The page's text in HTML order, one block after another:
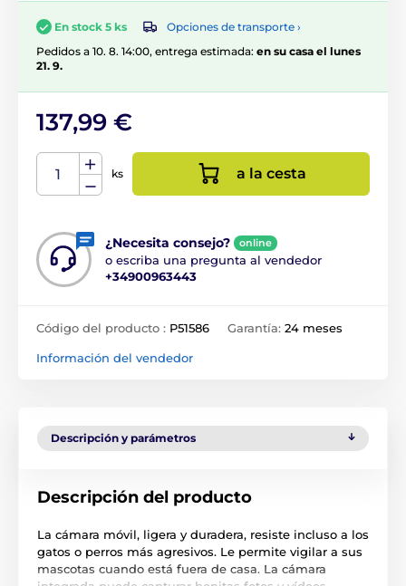
En stock 5 ks
Opciones de transporte ›
Pedidos a 10. 8. 14:00, entrega estimada: en su casa el lunes
21. 9.
137,99 €
ks a la cesta
¿Necesita consejo? online
o escriba una pregunta al vendedor
+34900963443
Código del producto : P51586 Garantía: 24 meses
Información del vendedor
Descripción y parámetros
Descripción del producto
La cámara móvil, ligera y duradera, resiste incluso a los
gatos o perros más agresivos. Le permite vigilar a sus
mascotas cuando está fuera de casa. La cámara